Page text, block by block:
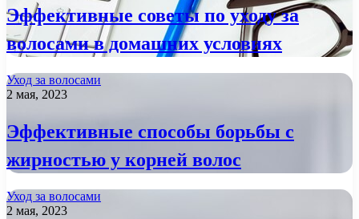
Эффективные советы по уходу за
волосами в домашних условиях
Уход за волосами
2 мая, 2023
Эффективные способы борьбы с
жирностью у корней волос
Уход за волосами
2 мая, 2023